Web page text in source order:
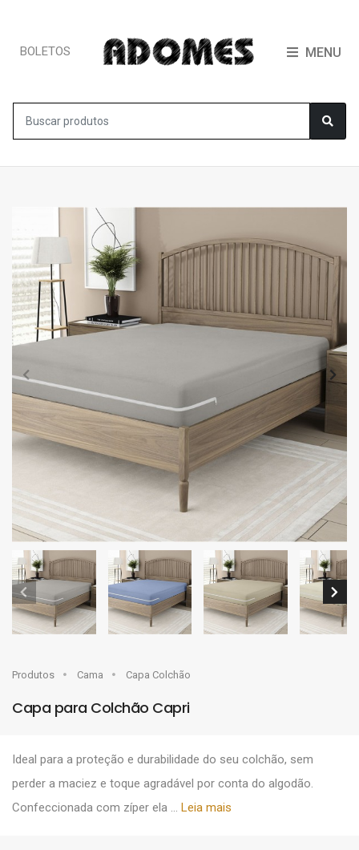
BOLETOS MENU
Produtos Cama Capa Colchão
Capa para Colchão Capri
Ideal para a proteção e durabilidade do seu colchão, sem
perder a maciez e toque agradável por conta do algodão.
Confeccionada com zíper ela ... Leia mais